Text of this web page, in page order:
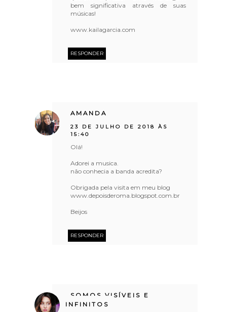
bem significativa através de suas
músicas!
www.kailagarcia.com
RESPONDER
AMANDA
23 DE JULHO DE 2018 ÀS
15:40
Olá!
Adorei a musica.
não conhecia a banda acredita?
Obrigada pela visita em meu blog
www.depoisderoma.blogspot.com.br
Beijos
RESPONDER
SOMOS VISÍVEIS E
INFINITOS